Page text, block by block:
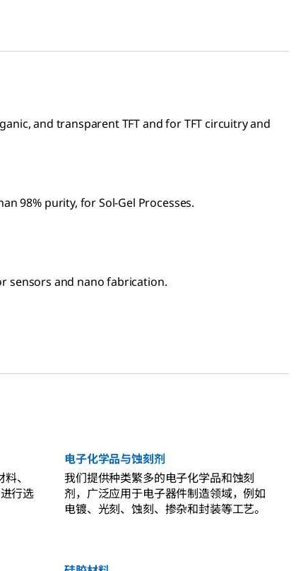
and transparent TFT and for TFT circuitry and
98% purity, for Sol-Gel Processes.
sensors and nano fabrication.
、
行选
电子化学品与蚀刻剂
我们提供种类繁多的电子化学品和蚀刻
剂，广泛应用于电子器件制造领域，例如
电镀、光刻、蚀刻、掺杂和封装等工艺。